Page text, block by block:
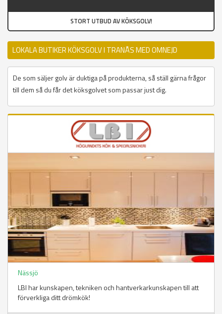
STORT UTBUD AV KÖKSGOLV!
LOKALA BUTIKER KÖKSGOLV I TRANÅS MED OMNEJD
De som säljer golv är duktiga på produkterna, så ställ gärna frågor
till dem så du får det köksgolvet som passar just dig.
Nässjö
LBI har kunskapen, tekniken och hantverkarkunskapen till att
förverkliga ditt drömkök!